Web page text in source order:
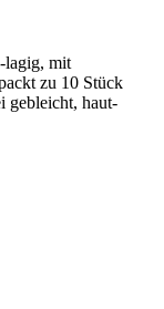
lagig, mit
zu 10 Stück
gebleicht, haut-